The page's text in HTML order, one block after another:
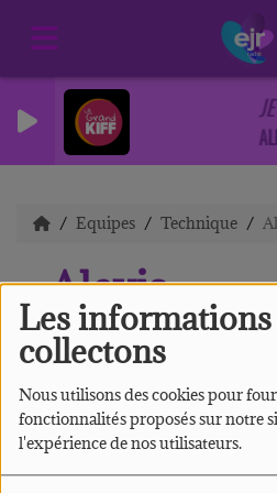
Les informations
collectons
Nous utilisons des cookies pour
fonctionnalités proposés sur notre
l'expérience de nos utilisateurs.
Equipes Technique
Alexis
Salut